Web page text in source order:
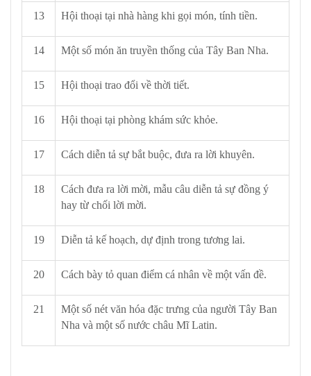
13 Hội thoại tại nhà hàng khi gọi món, tính tiền.
14 Một số món ăn truyền thống của Tây Ban Nha.
15 Hội thoại trao đổi về thời tiết.
16 Hội thoại tại phòng khám sức khỏe.
17 Cách diễn tả sự bắt buộc, đưa ra lời khuyên.
18
Cách đưa ra lời mời, mẫu câu diễn tả sự đồng ý
hay từ chối lời mời.
19 Diễn tả kế hoạch, dự định trong tương lai.
20 Cách bày tỏ quan điểm cá nhân về một vấn đề.
21
Một số nét văn hóa đặc trưng của người Tây Ban
Nha và một số nước châu Mĩ Latin.